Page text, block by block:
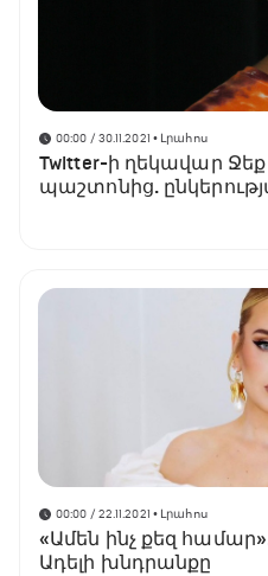
00:00 / 30.11.2021 • Լրահոս
Twitter-ի ղեկավար Ջեք
պաշտոնից.
00:00 / 22.11.2021 • Լրահոս
«Ամեն ինչ քեզ
Ադելի խնդրանքը